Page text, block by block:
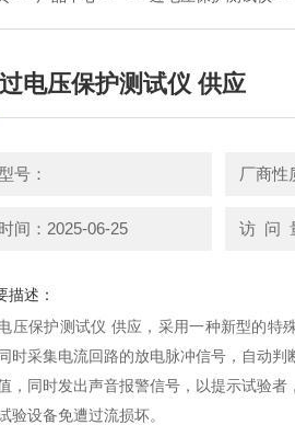
电压保护测试仪 供应
号： 厂商性
间：2025-06-25 访 问
描述：
压保护测试仪 供应，采用一种新型的特
时采集电流回路的放电脉冲信号，自动判
，同时发出声音报警信号，以提示试验者
验设备免遭过流损坏。